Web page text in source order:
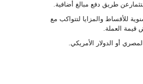
طريق دفع مبالغ أضافية.
للأقساط والمزايا لتتواكب مع
قيمة العملة.
أو الدولار الأمريكي.